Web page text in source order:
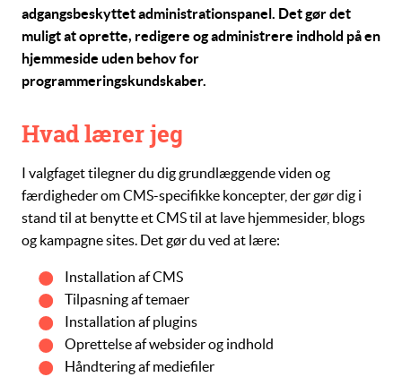
adgangsbeskyttet administrationspanel. Det gør det
muligt at oprette, redigere og administrere indhold på en
hjemmeside uden behov for
programmeringskundskaber.
Hvad lærer jeg
I valgfaget tilegner du dig grundlæggende viden og
færdigheder omCMS-specifikke koncepter, der gør dig i
stand til at benytte et CMS til at lave hjemmesider, blogs
og kampagne sites. Det gør du ved at lære:
Installation af CMS
Tilpasning af temaer
Installation af plugins
Oprettelse af websider og indhold
Håndtering af mediefiler